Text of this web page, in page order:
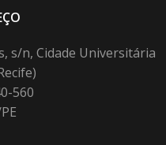
s/n, Cidade Universitária
560